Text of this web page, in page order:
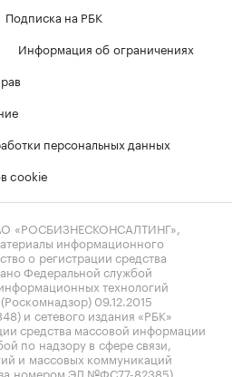
Подписка на РБК
Информация об ограничениях
персональных данных
cookie
«РОСБИЗНЕСКОНСАЛТИНГ»,
информационного
о регистрации средства
Федеральной службой
технологий
09.12.2015
и сетевого издания «РБК»
средства массовой информации
по надзору в сфере связи,
и массовых коммуникаций
за номером ЭЛ №ФС77-82385)